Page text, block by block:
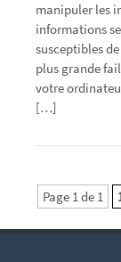
manipuler les
informations
susceptibles
plus grande
votre
[…]
Page 1 de 1